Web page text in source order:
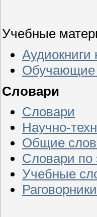
Учебные
Аудиокниги
Обучающие
Словари
Словари
Научно-
Общие
Словари по
Учебные
Раговорники